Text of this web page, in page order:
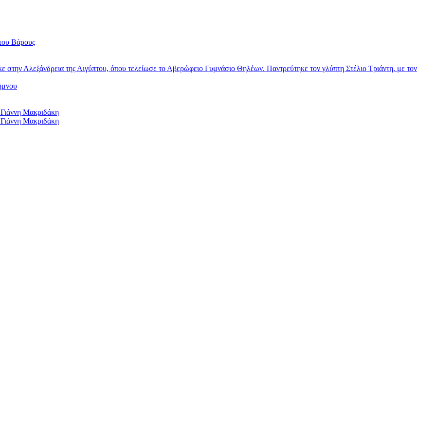
Βάρους
Αλεξάνδρεια της Αιγύπτου, όπου τελείωσε το Αβερώφειο Γυμνάσιο Θηλέων. Παντρεύτηκε τον γλύπτη Στέλιο Τριάντη, με τον
Μακριδάκη
Μακριδάκη